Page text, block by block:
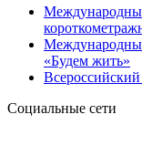
«Будем жить»
Социальные сети